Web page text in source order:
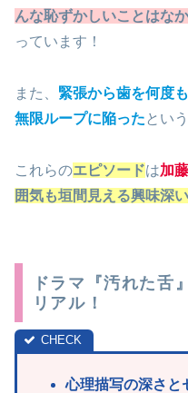
んな恥ずかしいことはなか
っています！
また、 緊張から歯を何度
無限ループに陥った という
これらのエピソードは加
囲気も垣間見える興味深
ドラマ『汚れた舌
リアル！
心理描写の深さと